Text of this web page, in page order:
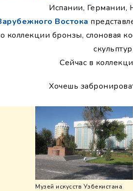
Испании, Германии,
Востока
коллекции бронзы, слоновая
Сейчас в
Хочешь
Музей искусств Узбекистана